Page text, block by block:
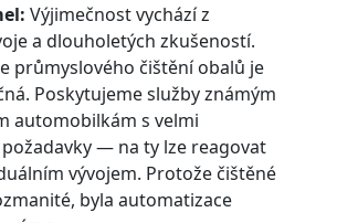
Výjimečnost vychází z
a dlouholetých zkušeností.
průmyslového čištění obalů je
Poskytujeme služby známým
automobilkám s velmi
— na ty lze reagovat
vývojem. Protože čištěné
byla automatizace